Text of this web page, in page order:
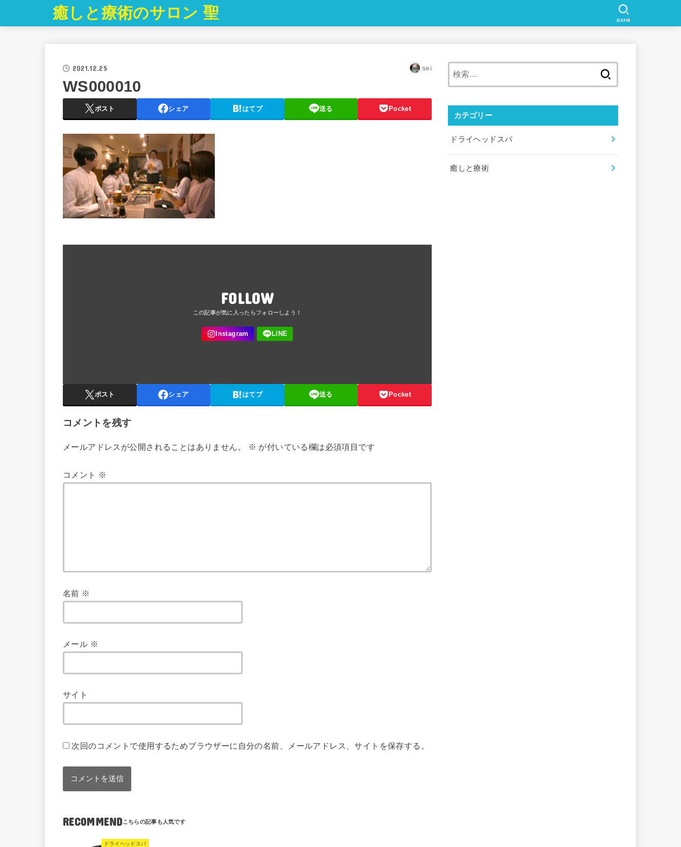
癒しと療術のサロン 聖 SEARCH
2021.12.25 sei
WS000010
ポスト シェア はてブ 送る Pocket
FOLLOW
ポスト シェア はてブ 送る Pocket
コメントを残す
メールアドレスが公開されることはありません。 ※ が付いている欄は必須項目です
コメント ※
名前 ※
メール ※
サイト
次回のコメントで使用するためブラウザーに自分の名前、メールアドレス、サイトを保存する。
RECOMMEND
ドライヘッドスパ
カテゴリー
ドライヘッドスパ
癒しと療術